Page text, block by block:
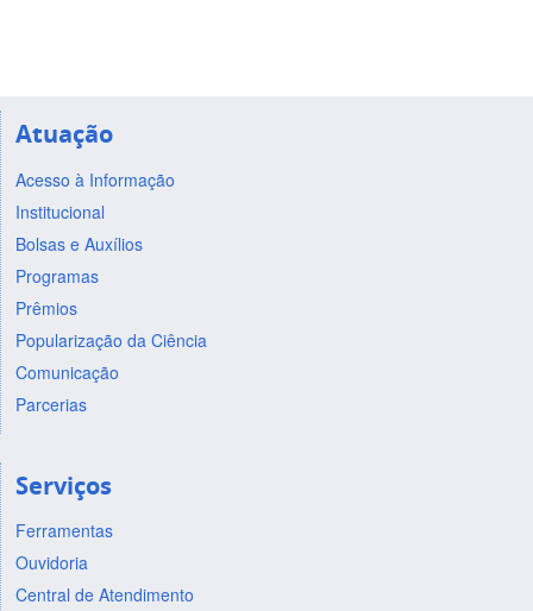
Atuação
Acesso à Informação
Institucional
Bolsas e Auxílios
Programas
Prêmios
Popularização da Ciência
Comunicação
Parcerias
Serviços
Ferramentas
Ouvidoria
Central de Atendimento